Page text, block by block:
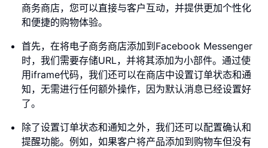
商务商店，您可以直接与客户互动，并提供更加个性化
和便捷的购物体验。
首先，在将电子商务商店添加到Facebook Messenger
时，我们需要存储URL，并将其添加为小部件。通过使
用iframe代码，我们还可以在商店中设置订单状态和通
知，无需进行任何额外操作，因为默认消息已经设置好
了。
除了设置订单状态和通知之外，我们还可以配置确认和
提醒功能。例如，如果客户将产品添加到购物车但没有